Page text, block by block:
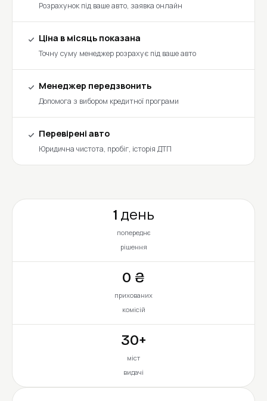
Розрахунок під ваше авто, заявка онлайн
Ціна в місяць показана
Точну суму менеджер розрахує під ваше авто
Менеджер передзвонить
Допомога з вибором кредитної програми
Перевірені авто
Юридична чистота, пробіг, історія ДТП
1 день
попереднє
рішення
0 ₴
прихованих
комісій
30+
міст
видачі